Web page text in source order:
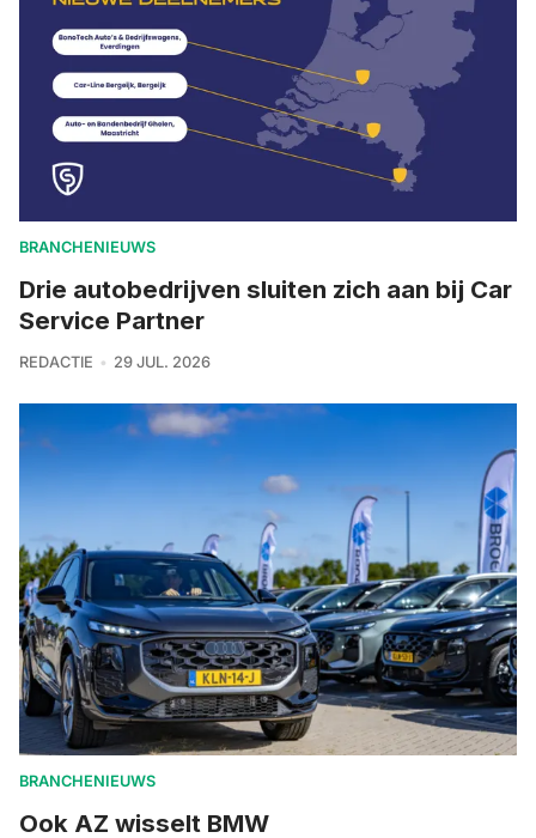
BRANCHENIEUWS
Drie autobedrijven sluiten zich aan bij Car
Service Partner
REDACTIE 29 JUL. 2026
BRANCHENIEUWS
Ook AZ wisselt BMW